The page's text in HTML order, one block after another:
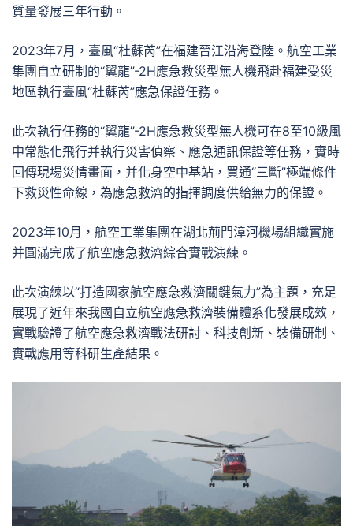
質量發展三年行動。
2023年7月，臺風“杜蘇芮”在福建晉江沿海登陸。航空工業
集團自立研制的“翼龍”-2H應急救災型無人機飛赴福建受災
地區執行臺風“杜蘇芮”應急保證任務。
此次執行任務的“翼龍”-2H應急救災型無人機可在8至10級風
中常態化飛行并執行災害偵察、應急通訊保證等任務，實時
回傳現場災情畫面，并化身空中基站，買通“三斷”極端條件
下救災性命線，為應急救濟的指揮調度供給無力的保證。
2023年10月，航空工業集團在湖北荊門漳河機場組織實施
并圓滿完成了航空應急救濟綜合實戰演練。
此次演練以“打造國家航空應急救濟關鍵氣力”為主題，充足
展現了近年來我國自立航空應急救濟裝備體系化發展成效，
實戰驗證了航空應急救濟戰法研討、科技創新、裝備研制、
實戰應用等科研生產結果。